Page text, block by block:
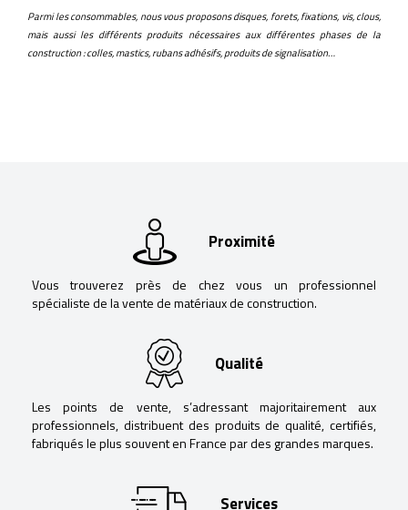
Parmi les consommables, nous vous proposons disques, forets, fixations, vis, clous,
mais aussi les différents produits nécessaires aux différentes phases de la
construction : colles, mastics, rubans adhésifs, produits de signalisation…
Proximité
Vous trouverez près de chez vous un professionnel
spécialiste de la vente de matériaux de construction.
Qualité
Les points de vente, s’adressant majoritairement aux
professionnels, distribuent des produits de qualité, certifiés,
fabriqués le plus souvent en France par des grandes marques.
Services